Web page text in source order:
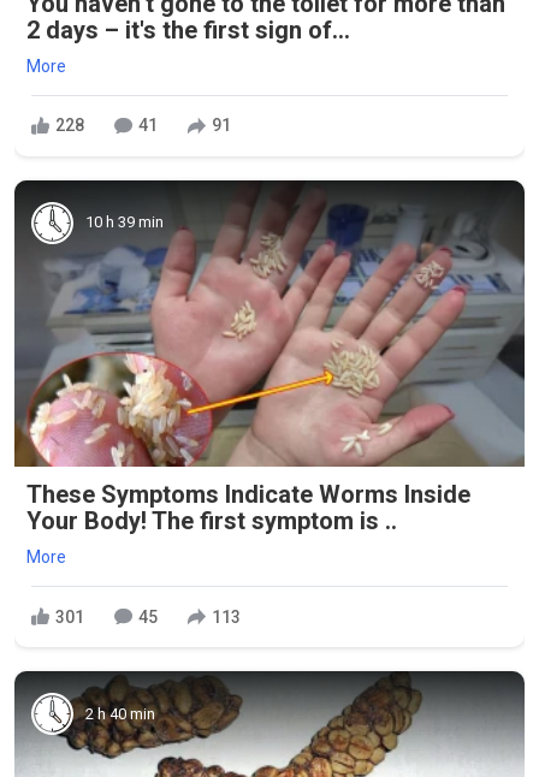
2 days – it's the first sign of...
More
228 41 91
10 h 39 min
These Symptoms Indicate Worms Inside
Your Body! The first symptom is ..
More
301 45 113
2 h 40 min